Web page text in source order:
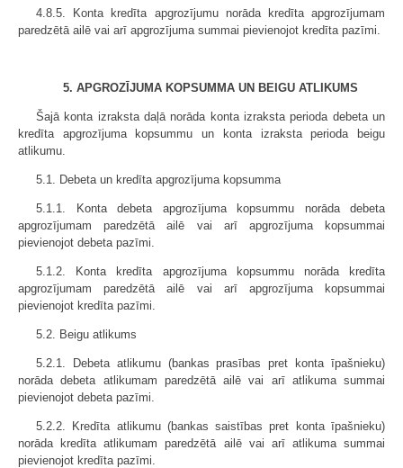
4.8.5. Konta kredīta apgrozījumu norāda kredīta apgrozījumam
paredzētā ailē vai arī apgrozījuma summai pievienojot kredīta pazīmi.
5. APGROZĪJUMA KOPSUMMA UN BEIGU ATLIKUMS
Šajā konta izraksta daļā norāda konta izraksta perioda debeta un
kredīta apgrozījuma kopsummu un konta izraksta perioda beigu
atlikumu.
5.1. Debeta un kredīta apgrozījuma kopsumma
5.1.1. Konta debeta apgrozījuma kopsummu norāda debeta
apgrozījumam paredzētā ailē vai arī apgrozījuma kopsummai
pievienojot debeta pazīmi.
5.1.2. Konta kredīta apgrozījuma kopsummu norāda kredīta
apgrozījumam paredzētā ailē vai arī apgrozījuma kopsummai
pievienojot kredīta pazīmi.
5.2. Beigu atlikums
5.2.1. Debeta atlikumu (bankas prasības pret konta īpašnieku)
norāda debeta atlikumam paredzētā ailē vai arī atlikuma summai
pievienojot debeta pazīmi.
5.2.2. Kredīta atlikumu (bankas saistības pret konta īpašnieku)
norāda kredīta atlikumam paredzētā ailē vai arī atlikuma summai
pievienojot kredīta pazīmi.